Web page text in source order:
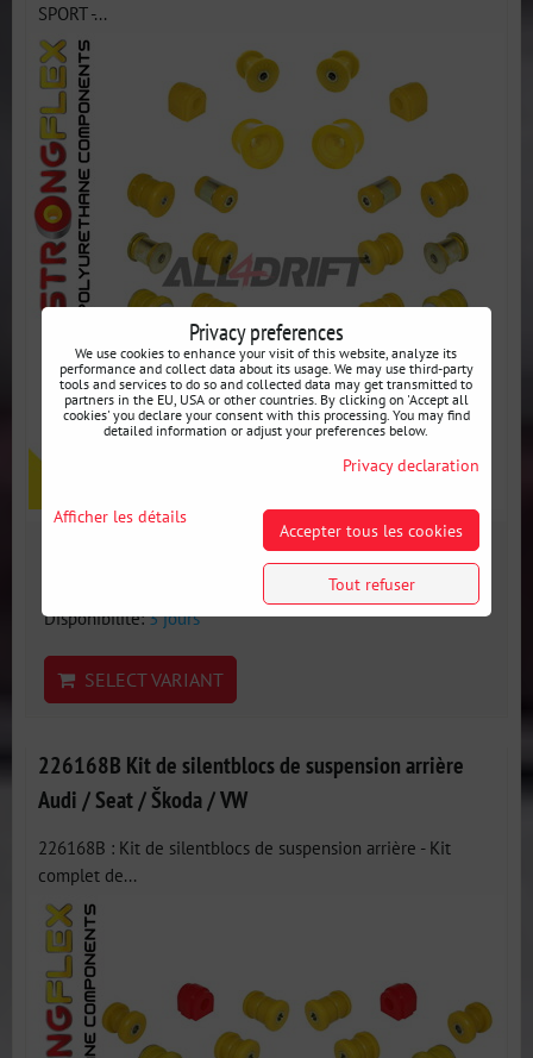
SPORT -...
Disponibilité:3 jours
SELECT VARIANT
226168B Kit de silentblocs de suspension arrière
Audi / Seat / Škoda / VW
226168B : Kit de silentblocs de suspension arrière - Kit
complet de...
Privacy preferences
We use cookies to enhance your visit of this website, analyze its
performance and collect data about its usage. We may use third-party
tools and services to do so and collected data may get transmitted to
partners in the EU, USA or other countries. By clicking on 'Accept all
cookies' you declare your consent with this processing. You may find
detailed information or adjust your preferences below.
Privacy declaration
Afficher les détails
Accepter tous les cookies
Tout refuser